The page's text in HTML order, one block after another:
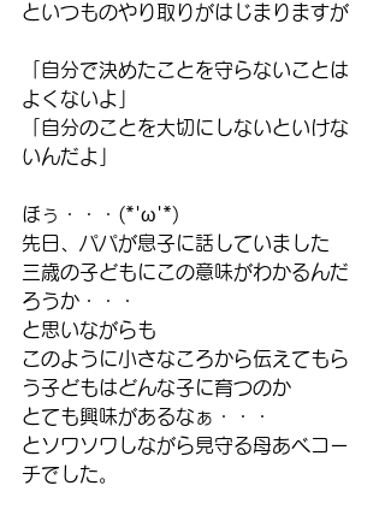
といつものやり取りがはじまりますが
「自分で決めたことを守らないことは
よくないよ」
「自分のことを大切にしないといけな
いんだよ」
ほぅ・・・(*'ω'*)
先日、パパが息子に話していました
三歳の子どもにこの意味がわかるんだ
ろうか・・・
と思いながらも
このように小さなころから伝えてもら
う子どもはどんな子に育つのか
とても興味があるなぁ・・・
とソワソワしながら見守る母あべコー
チでした。